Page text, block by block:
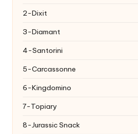
2-Dixit
3-Diamant
4-Santorini
5-Carcassonne
6-Kingdomino
7-Topiary
8-Jurassic Snack